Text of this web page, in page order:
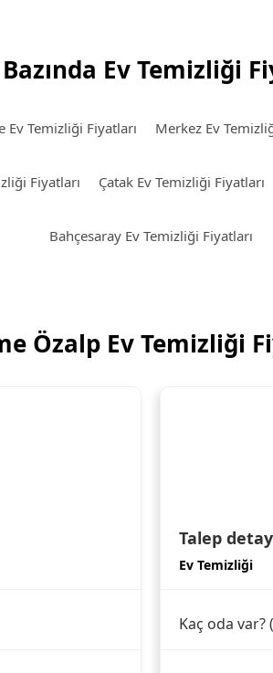
Ev Temizliği
Ev Temizliği Fiyatları Merkez Ev
Fiyatları Çatak Ev Temizliği Fiyatları
Bahçesaray Ev Temizliği Fiyatları
Özalp Ev Temizliği
Talep
Ev Temizliği
Kaç oda var?